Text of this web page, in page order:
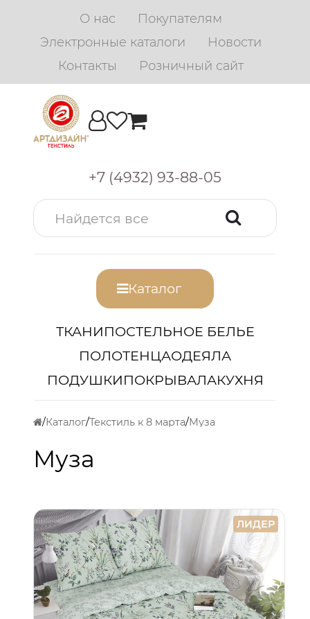
О нас
Покупателям
Электронные каталоги
Новости
Контакты
Розничный сайт
+7 (4932) 93-88-05
Каталог
ТКАНИПОСТЕЛЬНОЕ БЕЛЬЕ
ПОЛОТЕНЦАОДЕЯЛА
ПОДУШКИПОКРЫВАЛАКУХНЯ
Каталог Текстиль к 8 марта Муза
Муза
ЛИДЕР